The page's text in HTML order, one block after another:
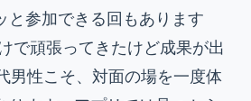
と参加できる回もあります
で頑張ってきたけど成果が出
男性こそ、対面の場を一度体